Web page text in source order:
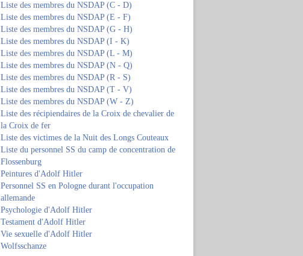
Liste des membres du NSDAP (C - D)
Liste des membres du NSDAP (E - F)
Liste des membres du NSDAP (G - H)
Liste des membres du NSDAP (I - K)
Liste des membres du NSDAP (L - M)
Liste des membres du NSDAP (N - Q)
Liste des membres du NSDAP (R - S)
Liste des membres du NSDAP (T - V)
Liste des membres du NSDAP (W - Z)
Liste des récipiendaires de la Croix de chevalier de
la Croix de fer
Liste des victimes de la Nuit des Longs Couteaux
Liste du personnel SS du camp de concentration de
Flossenburg
Peintures d'Adolf Hitler
Personnel SS en Pologne durant l'occupation
allemande
Psychologie d'Adolf Hitler
Testament d'Adolf Hitler
Vie sexuelle d'Adolf Hitler
Wolfsschanze